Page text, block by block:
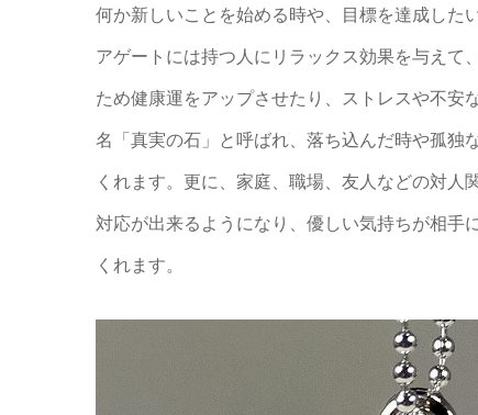
何か新しいことを始める時や、目標を達成した
アゲートには持つ人にリラックス効果を与えて
ため健康運をアップさせたり、ストレスや不安
名「真実の石」と呼ばれ、落ち込んだ時や孤独
くれます。更に、家庭、職場、友人などの対
対応が出来るようになり、優しい気持ちが相手
くれます。